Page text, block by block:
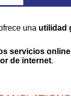
una utilidad
servicios online
de internet.